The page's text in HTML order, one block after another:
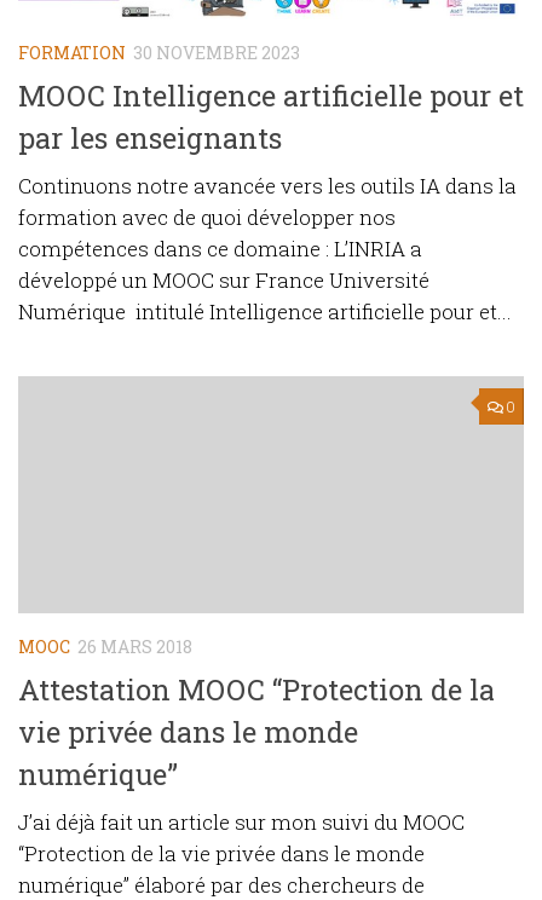
FORMATION 30 NOVEMBRE 2023
MOOC Intelligence artificielle pour et
par les enseignants
Continuons notre avancée vers les outils IA dans la
formation avec de quoi développer nos
compétences dans ce domaine : L’INRIA a
développé un MOOC sur France Université
Numérique intitulé Intelligence artificielle pour et...
0
MOOC 26 MARS 2018
Attestation MOOC “Protection de la
vie privée dans le monde
numérique”
J’ai déjà fait un article sur mon suivi du MOOC
“Protection de la vie privée dans le monde
numérique” élaboré par des chercheurs de